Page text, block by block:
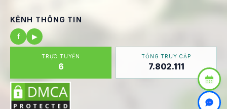
KÊNH THÔNG TIN
f
▶
TRỰC TUYẾN
6
TỔNG TRUY CẬP
7.802.111